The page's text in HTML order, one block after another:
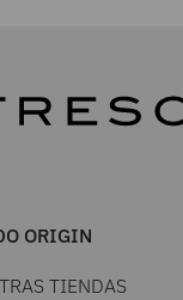
ORIGIN
TIENDAS